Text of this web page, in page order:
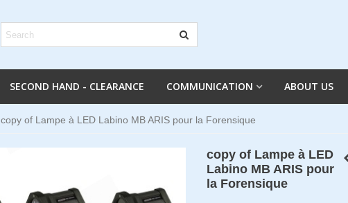
SECOND HAND - CLEARANCE COMMUNICATION ABOUT US
copy of Lampe à LED Labino MB ARIS pour la Forensique
copy of Lampe à LED
Labino MB ARIS pour
la Forensique